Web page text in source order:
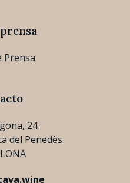
Prensa
24
del Penedès